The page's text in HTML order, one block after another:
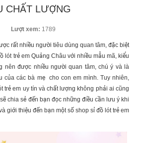
CHẤT LƯỢNG
Lượt xem: 1789
rất nhiều người tiêu dùng quan tâm, đặc biệt
lót trẻ em Quảng Châu với nhiều mẫu mã, kiểu
nên được nhiều người quan tâm, chú ý và là
của các bà mẹ cho con em mình. Tuy nhiên,
trẻ em uy tín và chất lượng không phải ai cũng
chia sẻ đến bạn đọc những điều cần lưu ý khi
giới thiệu đến bạn một số shop sỉ đồ lót trẻ em